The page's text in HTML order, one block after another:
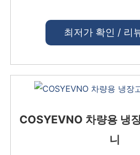
최저가 확인 / 리
COSYEVNO 차량용 냉
니